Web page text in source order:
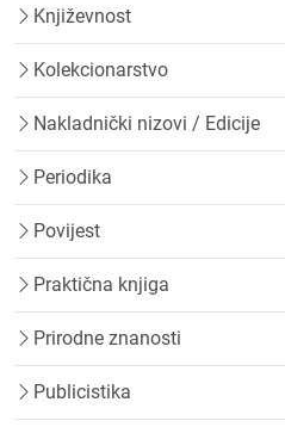
Književnost
Kolekcionarstvo
Nakladnički nizovi / Edicije
Periodika
Povijest
Praktična knjiga
Prirodne znanosti
Publicistika